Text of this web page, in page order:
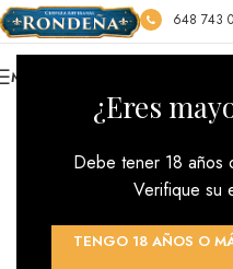
¿Eres
Debe tener 18 años
Verifique su
TENGO 18 AÑOS O
648 743
MENU